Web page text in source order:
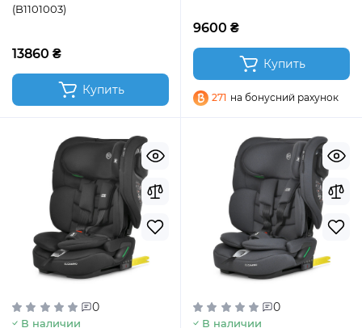
(B1101003)
13860 ₴
Купить
9600 ₴
Купить
271 на бонусний рахунок
0
В наличии
0
В наличии